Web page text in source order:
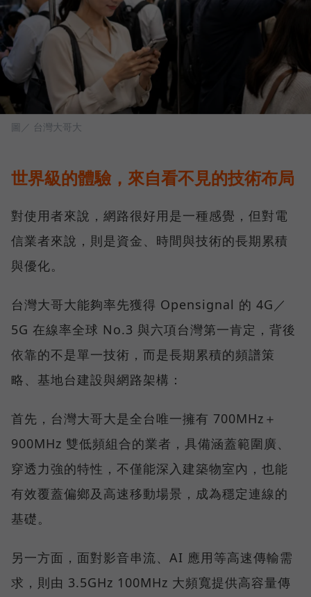
圖／ 台灣大哥大
世界級的體驗，來自看不見的技術布局
對使用者來說，網路很好用是一種感覺，但對電
信業者來說，則是資金、時間與技術的長期累積
與優化。
台灣大哥大能夠率先獲得 Opensignal 的 4G／
5G 在線率全球 No.3 與六項台灣第一肯定，背後
依靠的不是單一技術，而是長期累積的頻譜策
略、基地台建設與網路架構：
首先，台灣大哥大是全台唯一擁有 700MHz＋
900MHz 雙低頻組合的業者，具備涵蓋範圍廣、
穿透力強的特性，不僅能深入建築物室內，也能
有效覆蓋偏鄉及高速移動場景，成為穩定連線的
基礎。
另一方面，面對影音串流、AI 應用等高速傳輸需
求，則由 3.5GHz 100MHz 大頻寬提供高容量傳